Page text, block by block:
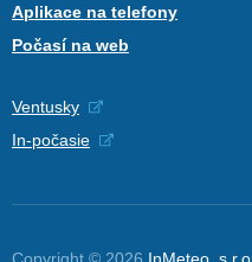
Aplikace na telefony
Počasí na web
Ventusky
In-počasie
Copyright © 2026 InMeteo, s.r.o.